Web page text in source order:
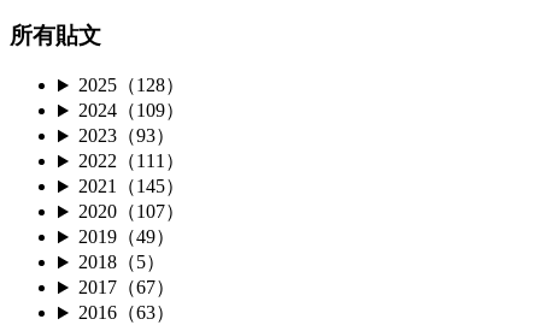
所有貼文
2025（128）
2024（109）
2023（93）
2022（111）
2021（145）
2020（107）
2019（49）
2018（5）
2017（67）
2016（63）